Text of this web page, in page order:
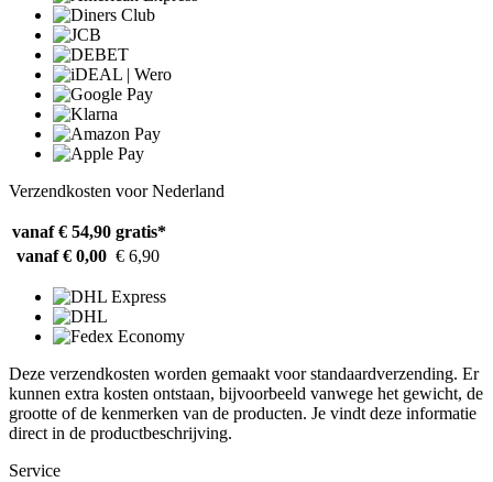
Verzendkosten voor Nederland
vanaf € 54,90 gratis*
vanaf € 0,00 € 6,90
Deze verzendkosten worden gemaakt voor standaardverzending. Er
kunnen extra kosten ontstaan, bijvoorbeeld vanwege het gewicht, de
grootte of de kenmerken van de producten. Je vindt deze informatie
direct in de productbeschrijving.
Service